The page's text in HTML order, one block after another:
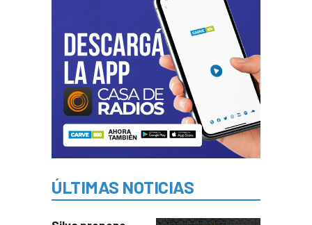
ÚLTIMAS NOTICIAS